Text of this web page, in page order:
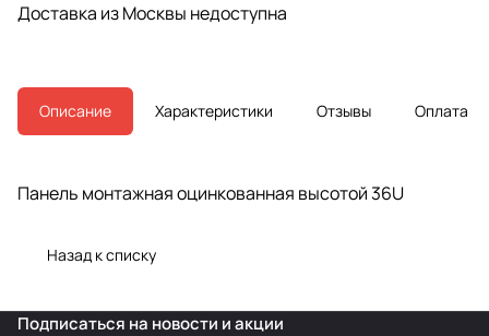
Доставка из Москвы недоступна
Описание Характеристики Отзывы Оплата
Панель монтажная оцинкованная высотой 36U
Назад к списку
Подписаться на новости и акции